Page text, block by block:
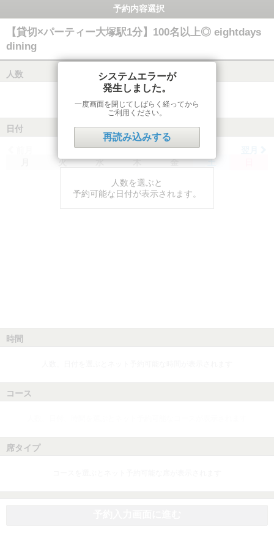
予約内容選択
【貸切×パーティー大塚駅1分】100名以上◎ eightdays
dining
人数
日付
火 水 木 金 土
人数を選ぶと
予約可能な日付が表示されます。
時間
コース
席タイプ
システムエラーが
発生しました。
一度画面を閉じてしばらく経ってから
ご利用ください。
再読み込みする